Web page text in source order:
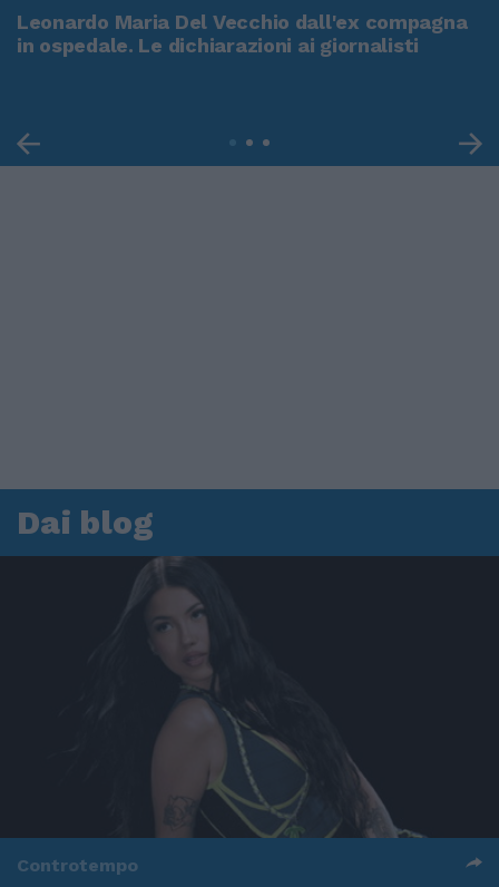
Leonardo Maria Del Vecchio dall'ex compagna
in ospedale. Le dichiarazioni ai giornalisti
Dai blog
Controtempo